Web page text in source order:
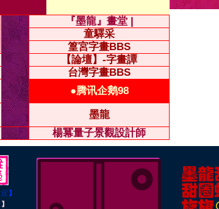
『墨龍』畫堂 |
童驛采
篁宮字畫BBS
【論壇】-字畫譚
台灣字畫BBS
●腾讯企鹅98
墨龍
楊冪量子景觀設計師